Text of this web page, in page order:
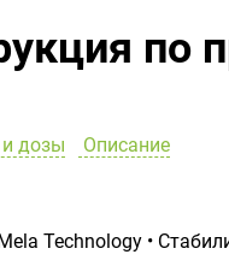
по
дозы Описание
Technology •